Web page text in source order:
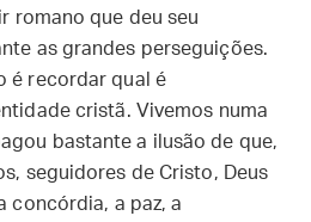
romano que deu seu
as grandes perseguições.
é recordar qual é
cristã. Vivemos numa
bastante a ilusão de que,
seguidores de Cristo, Deus
concórdia, a paz, a